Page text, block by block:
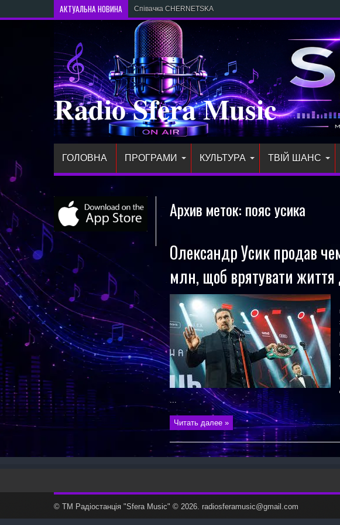
АКТУАЛЬНА НОВИНА Співачка CHERNETSKA випустила новий с
Radio Sfera Music
ГОЛОВНА ПРОГРАМИ КУЛЬТУРА ТВІЙ ШАНС
Архив меток: пояс усика
Олександр Усик продав
млн, щоб врятувати
...
Читать далее »
© ТМ Радiостанцiя "Sfera Music" © 2026. radiosferamusic@gmail.com